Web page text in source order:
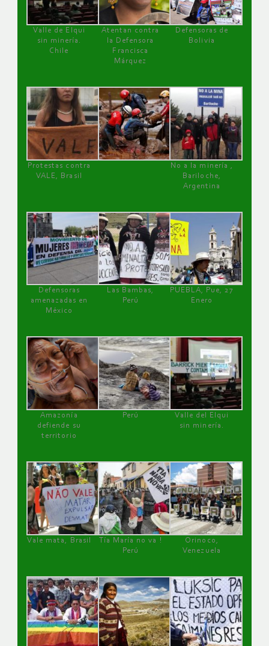
Valle de Elqui
sin minería.
Chile
Atentan contra
la Defensora
Francisca
Márquez
Defensoras de
Bolivia
Protestas contra
VALE, Brasil
No a la minería ,
Bariloche,
Argentina
Defensoras
amenazadas en
México
Las Bambas,
Perú
PUEBLA, Pue, 27
Enero
Amazonía
defiende su
territorio
Perú
Valle del Elqui
sin minería.
Vale mata, Brasil
Tía María no va !
Perú
Orinoco,
Venezuela